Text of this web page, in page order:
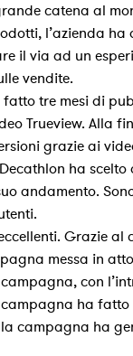
catena al
l’azienda
il via ad un
vendite.
tre mesi di
Trueview. Alla
grazie ai
ha
andamento.
Grazie
messa in
con
ha fatto
campagna ha